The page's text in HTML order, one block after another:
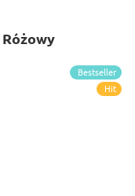
Różowy
Bestseller
Hit